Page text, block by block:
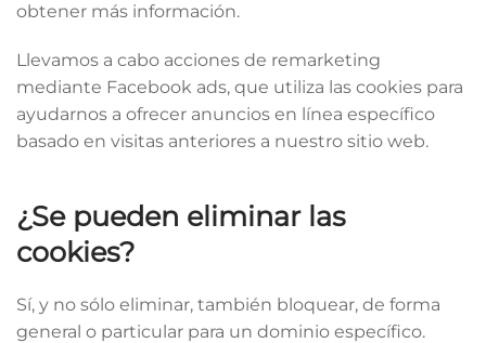
obtener más información.
Llevamos a cabo acciones de remarketing
mediante Facebook ads, que utiliza las cookies para
ayudarnos a ofrecer anuncios en línea específico
basado en visitas anteriores a nuestro sitio web.
¿Se pueden eliminar las
cookies?
Sí, y no sólo eliminar, también bloquear, de forma
general o particular para un dominio específico.